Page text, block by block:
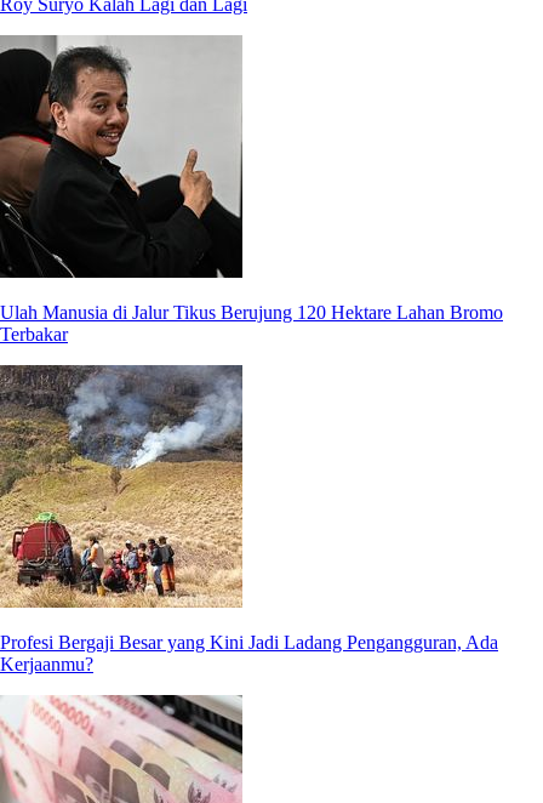
Roy Suryo Kalah Lagi dan Lagi
Ulah Manusia di Jalur Tikus Berujung 120 Hektare Lahan Bromo
Terbakar
Profesi Bergaji Besar yang Kini Jadi Ladang Pengangguran, Ada
Kerjaanmu?